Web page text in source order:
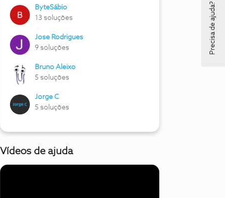
ByteSábio
13 soluções
Jose Rodrigues
9 soluções
Bruno Aleixo
5 soluções
Jorge C
5 soluções
Vídeos de ajuda
Precisa de ajuda?